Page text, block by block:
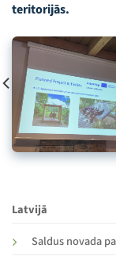
teritorijās.
Latvijā
Saldus novada